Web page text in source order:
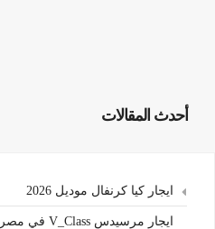
أحدث المقالات
ايجار كيا كرنفال موديل 2026